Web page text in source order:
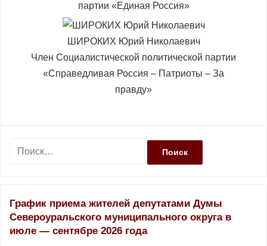
партии «Единая Россия»
ШИРОКИХ Юрий Николаевич
Член Социалистической политической партии
«Справедливая Россия – Патриоты – За
правду»
:График приема жителей депутатами Думы
Североуральского муниципального округа в
июле — сентябре 2026 года